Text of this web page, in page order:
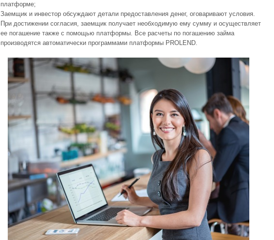
платформе;
Заемщик и инвестор обсуждают детали предоставления денег, оговаривают условия.
При достижении согласия, заемщик получает необходимую ему сумму и осуществляет
ее погашение также с помощью платформы. Все расчеты по погашению займа
производятся автоматически программами платформы PROLEND.